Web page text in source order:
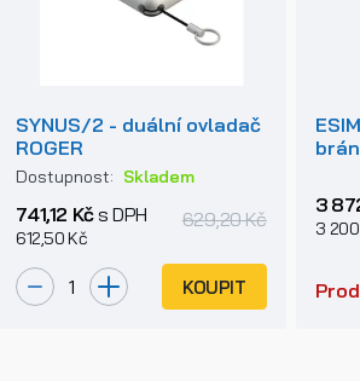
SYNUS/2 - duální ovladač
ROGER
Dostupnost: Skladem
741,12 Kčs DPH
612,50 Kč
629,20 Kč
KOUPIT
3
3